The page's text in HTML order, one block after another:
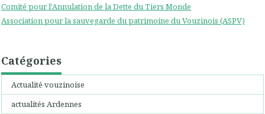
Comité pour l'Annulation de la Dette du Tiers Monde
Association pour la sauvegarde du patrimoine du Vouzinois (ASPV)
Catégories
Actualité vouzinoise
actualités Ardennes